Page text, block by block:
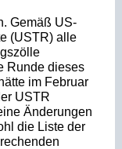
Gemäß US-
(USTR) alle
Runde dieses
im Februar
USTR
Änderungen
die Liste der